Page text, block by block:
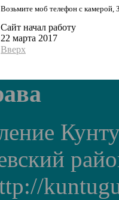
Возьмите моб телефон с камерой,
Сайт начал работу
22 марта 2017
Вверх